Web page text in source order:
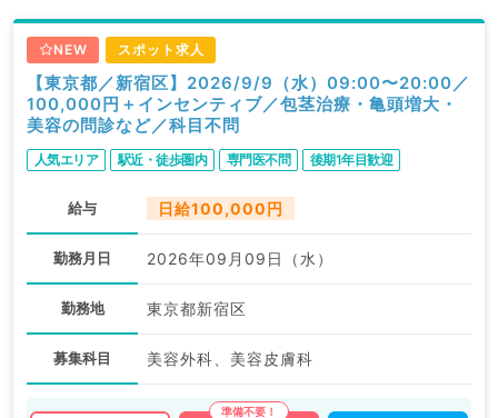
NEW スポット求人
【東京都／新宿区】2026/9/9（水）09:00〜20:00／
100,000円＋インセンティブ／包茎治療・亀頭増大・
美容の問診など／科目不問
人気エリア 駅近・徒歩圏内 専門医不問 後期1年目歓迎
給与 日給100,000円
勤務月日 2026年09月09日（水）
勤務地 東京都新宿区
募集科目 美容外科、美容皮膚科